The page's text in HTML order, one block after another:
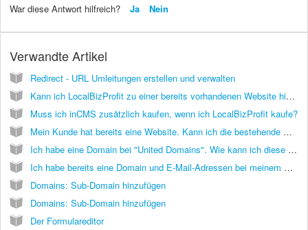
War diese Antwort hilfreich? Ja Nein
Verwandte Artikel
Redirect - URL Umleitungen erstellen und verwalten
Kann ich LocalBizProfit zu einer bereits vorhandenen Website hinzufügen?
Muss ich inCMS zusätzlich kaufen, wenn ich LocalBizProfit kaufe?
Mein Kunde hat bereits eine Website. Kann ich die bestehende Website in LocalBizProfit importieren?
Ich habe eine Domain bei "United Domains". Wie kann ich diese mit externen Nameservern zu meiner inCMS Seite hinzufügen?
Ich habe bereits eine Domain und E-Mail-Adressen bei meinem Hoster. Kann ich den E-Mail-Service von meinem Hoster weiter nutzen?
Domains: Sub-Domain hinzufügen
Domains: Sub-Domain hinzufügen
Der Formulareditor